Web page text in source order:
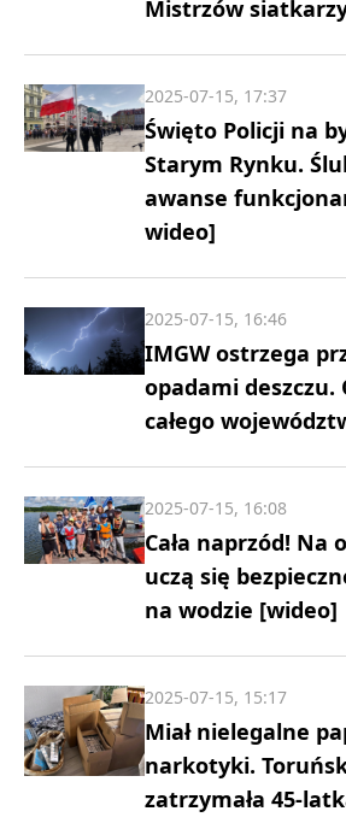
Mistrzów
Święto Policji na
Starym Rynku.
awanse
wideo]
2025-07-15, 17:37
IMGW ostrzega
opadami deszczu.
całego
2025-07-15, 16:46
Cała naprzód! Na
uczą się
na wodzie [wideo]
2025-07-15, 16:08
Miał nielegalne
narkotyki.
zatrzymała 45-
2025-07-15, 15:17